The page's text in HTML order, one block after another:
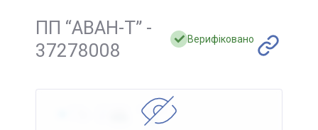
ПП “АВАН-Т” -
37278008
Верифіковано